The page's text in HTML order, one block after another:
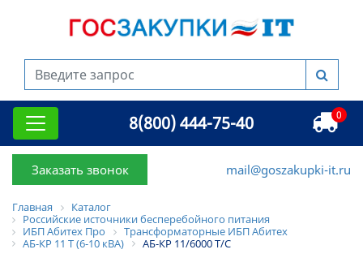
8(800) 444-75-40 0
Заказать звонок mail@goszakupki-it.ru
Главная
Каталог
Российские источники бесперебойного питания
ИБП Абитех Про
Трансформаторные ИБП Абитех
АБ-КР 11 Т (6-10 кВА)
АБ-КР 11/6000 Т/С